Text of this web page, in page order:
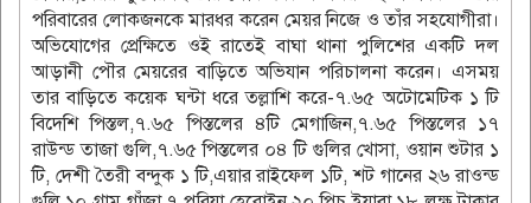
পরিবারের লোকজনকে মারধর করেন মেয়র নিজে ও তাঁর সহযোগীরা।
অভিযোগের প্রেক্ষিতে ওই রাতেই বাঘা থানা পুলিশের একটি দল
আড়ানী পৌর মেয়রের বাড়িতে অভিযান পরিচালনা করেন। এসময়
তার বাড়িতে কয়েক ঘন্টা ধরে তল্লাশি করে-৭.৬৫ অটোমেটিক ১ টি
বিদেশি পিস্তল,৭.৬৫ পিস্তলের ৪টি মেগাজিন,৭.৬৫ পিস্তলের ১৭
রাউন্ড তাজা গুলি,৭.৬৫ পিস্তলের ০৪ টি গুলির খোসা, ওয়ান শুটার ১
টি, দেশী তৈরী বন্দুক ১ টি,এয়ার রাইফেল ১টি, শট গানের ২৬ রাওন্ড